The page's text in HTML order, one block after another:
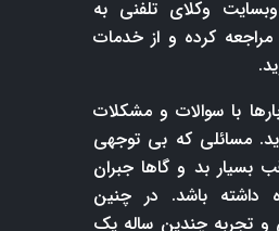
وکلای تلفنی به
کرده و از خدمات
با سوالات و مشکلات
مسائلی که بی توجهی
بسیار بد و گاها جبران
داشته باشد. در چنین
و تجربه چندین ساله یک